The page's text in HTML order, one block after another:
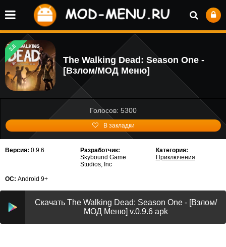
3.8
The Walking Dead: Season One -
[Взлом/МОД Меню]
Голосов: 5300
В закладки
Версия: 0.9.6
Разработчик:
Skybound Game
Studios, Inc
Категория:
Приключения
ОС: Android 9+
Скачать The Walking Dead: Season One - [Взлом/
МОД Меню] v.0.9.6 apk